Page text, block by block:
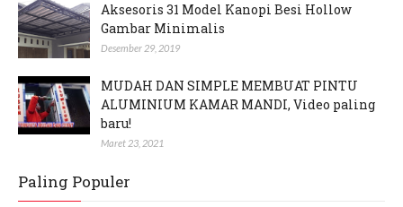
Aksesoris 31 Model Kanopi Besi Hollow
Gambar Minimalis
Desember 29, 2019
MUDAH DAN SIMPLE MEMBUAT PINTU
ALUMINIUM KAMAR MANDI, Video paling
baru!
Maret 23, 2021
Paling Populer